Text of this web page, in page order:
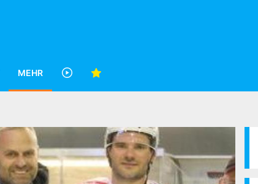
MEHR